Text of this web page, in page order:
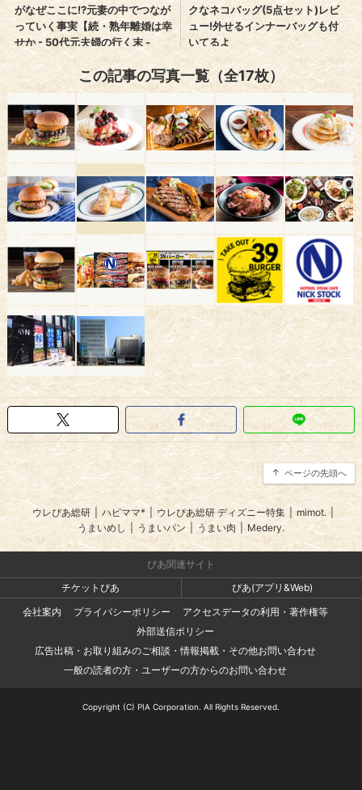
この記事の写真一覧（全17枚）
ページの先頭へ
ウレぴあ総研 | ハピママ* ウレぴあ総研 ディズニー特集 mimot.
うまいめし
| うまいパン | うまい肉 Medery.
ぴあ関連サイト
チケットぴあ
ぴあ(アプリ&Web)
会社案内
プライバシーポリシー
アクセスデータの利用・著作権等
外部送信ポリシー
広告出稿・お取り組みのご相談・情報掲載・その他お問い合わせ
一般の読者の方・ユーザーの方からのお問い合わせ
Copyright (C) PIA Corporation. All Rights Reserved.